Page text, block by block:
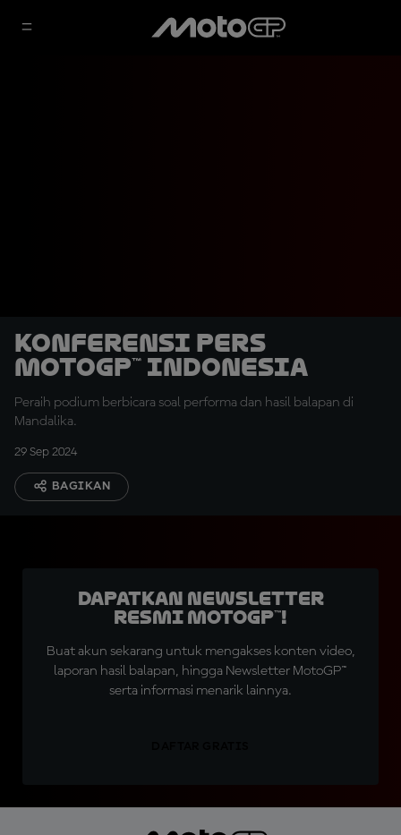
Konferensi Pers
MotoGP™ Indonesia
Peraih podium berbicara soal performa dan hasil balapan di
Mandalika.
29 Sep 2024
BAGIKAN
Dapatkan Newsletter
Resmi MotoGP™!
Buat akun sekarang untuk mengakses konten video,
laporan hasil balapan, hingga Newsletter MotoGP™
serta informasi menarik lainnya.